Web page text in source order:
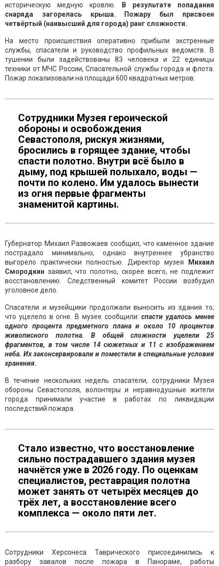
историческую медную кровлю.
В результате попадания
снаряда загорелась крыша. Пожару был присвоен
четвёртый (наивысший для города) ранг сложности.
На место происшествия оперативно прибыли экстренные
службы, спасатели и руководство профильных ведомств. В
тушении были задействованы 83 человека и 22 единицы
техники от МЧС России, Спасательной службы города и флота.
Пожар локализовали на площади 600 квадратных метров.
Сотрудники Музея героической
обороны и освобождения
Севастополя, рискуя жизнями,
бросились в горящее здание, чтобы
спасти полотно. Внутри всё было в
дыму, под крышей полыхало, воды —
почти по колено. Им удалось вынести
из огня первые фрагменты
знаменитой картины.
Губернатор Михаил Развожаев сообщил, что каменное здание
пострадало минимально, однако внутреннее убранство
выгорело практически полностью. Директор музея
Михаил
Смородкин заявил, что полотно, скорее всего, не подлежит
восстановлению. Следственный комитет России возбудил
уголовное дело.
Спасатели и музейщики продолжали выносить из здания то,
что уцелело в огне. В музее сообщили:спасти удалось менее
одного процента предметного плана и около 10 процентов
живописного полотна. В общей сложности уцелели 25
фрагментов, в том числе 14 сюжетных и 11 с изображением
неба. Их законсервировали и поместили в специальные условия
хранения.
В течение нескольких недель спасатели, сотрудники Музея
обороны Севастополя, волонтеры и неравнодушные жители
города принимали участие в работах по ликвидации
последствий пожара.
Стало известно, что восстановление
сильно пострадавшего здания музея
начнётся уже в 2026 году. По оценкам
специалистов, реставрация полотна
может занять от четырёх месяцев до
трёх лет, а восстановление всего
комплекса — около пяти лет.
Сотрудники Херсонеса Таврического присоединились к
разбору завалов после пожара в Панораме, работы